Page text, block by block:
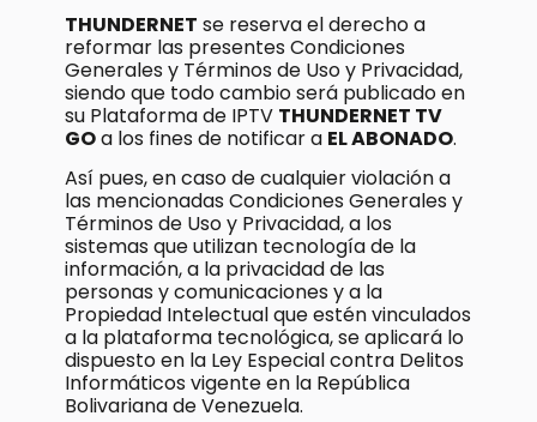
THUNDERNET se reserva el derecho a
reformar las presentes Condiciones
Generales y Términos de Uso y Privacidad,
siendo que todo cambio será publicado en
su Plataforma de IPTV THUNDERNET TV
GOa los fines de notificar a EL ABONADO.
Así pues, en caso de cualquier violación a
las mencionadas Condiciones Generales y
Términos de Uso y Privacidad, a los
sistemas que utilizan tecnología de la
información, a la privacidad de las
personas y comunicaciones y a la
Propiedad Intelectual que estén vinculados
a la plataforma tecnológica, se aplicará lo
dispuesto en la Ley Especial contra Delitos
Informáticos vigente en la República
Bolivariana de Venezuela.